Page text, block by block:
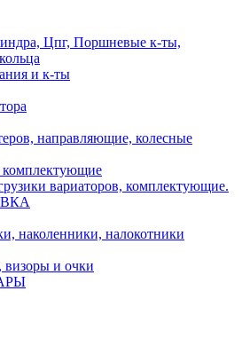
Цпг, Поршневые к-ты,
и к-ты
направляющие, колесные
вариаторов, комплектующие.
наколенники, налокотники
и очки